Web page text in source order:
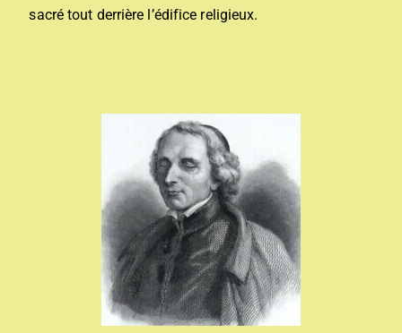
sacré tout derrière l’édifice religieux.